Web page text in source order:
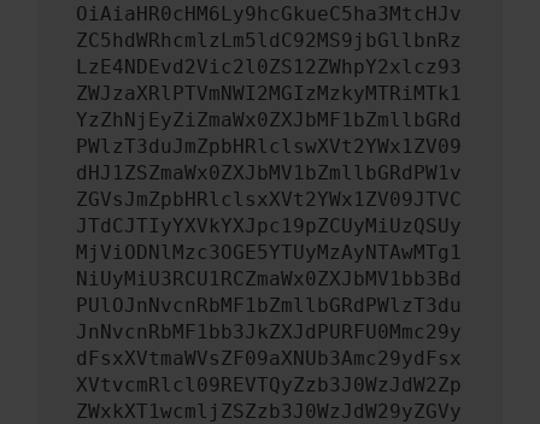
OiAiaHR0cHM6Ly9hcGkueC5ha3MtcHJv
ZC5hdWRhcmlzLm5ldC92MS9jbGllbnRz
LzE4NDEvd2Vic2l0ZS12ZWhpY2xlcz93
ZWJzaXRlPTVmNWI2MGIzMzkyMTRiMTk1
YzZhNjEyZiZmaWx0ZXJbMF1bZmllbGRd
PWlzT3duJmZpbHRlclswXVt2YWx1ZV09
dHJ1ZSZmaWx0ZXJbMV1bZmllbGRdPW1v
ZGVsJmZpbHRlclsxXVt2YWx1ZV09JTVC
JTdCJTIyYXVkYXJpc19pZCUyMiUzQSUy
MjViODNlMzc3OGE5YTUyMzAyNTAwMTg1
NiUyMiU3RCU1RCZmaWx0ZXJbMV1bb3Bd
PUlOJnNvcnRbMF1bZmllbGRdPWlzT3du
JnNvcnRbMF1bb3JkZXJdPURFU0Mmc29y
dFsxXVtmaWVsZF09aXNUb3Amc29ydFsx
XVtvcmRlcl09REVTQyZzb3J0WzJdW2Zp
ZWxkXT1wcmljZSZzb3J0WzJdW29yZGVy